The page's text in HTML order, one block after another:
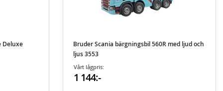
Deluxe
Bruder Scania bärgningsbil 560R med ljud och
ljus 3553
Vårt lågpris:
1 144:-